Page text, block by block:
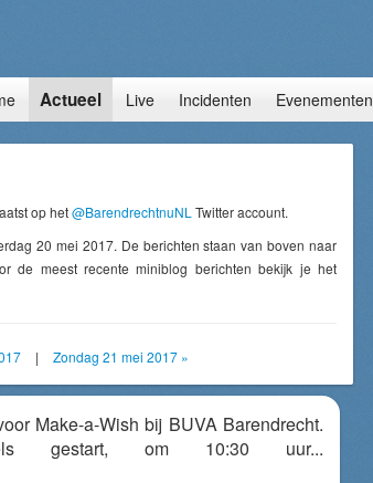
Actueel Live Incidenten Evenementen
op het@BarendrechtnuNL Twitter account.
20 mei 2017. De berichten staan van boven naar
de meest recente miniblog berichten bekijk je het
| Zondag 21 mei 2017 »
Make-a-Wish bij BUVA Barendrecht.
gestart, om 10:30 uur...